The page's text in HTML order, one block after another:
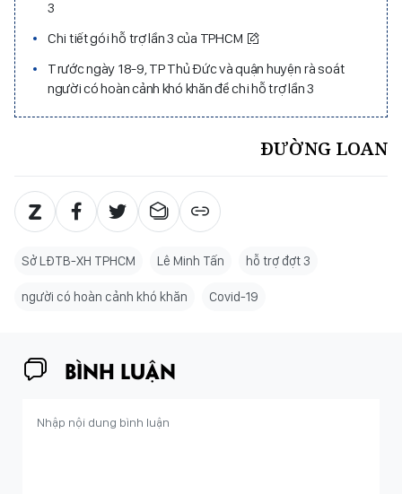
3
Chi tiết gói hỗ trợ lần 3 của TPHCM
Trước ngày 18-9, TP Thủ Đức và quận huyện rà soát
người có hoàn cảnh khó khăn để chi hỗ trợ lần 3
ĐƯỜNG LOAN
Sở LĐTB-XH TPHCM Lê Minh Tấn hỗ trợ đợt 3
người có hoàn cảnh khó khăn Covid-19
BÌNH LUẬN